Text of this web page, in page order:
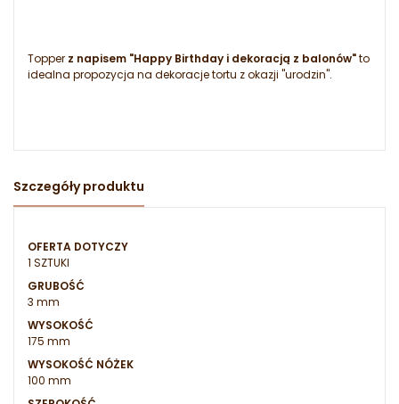
Topper z napisem "Happy Birthday i dekoracją z balonów"to
idealna propozycja na dekoracje tortu z okazji "urodzin".
Szczegóły produktu
OFERTA DOTYCZY
1 SZTUKI
GRUBOŚĆ
3 mm
WYSOKOŚĆ
175 mm
WYSOKOŚĆ NÓŻEK
100 mm